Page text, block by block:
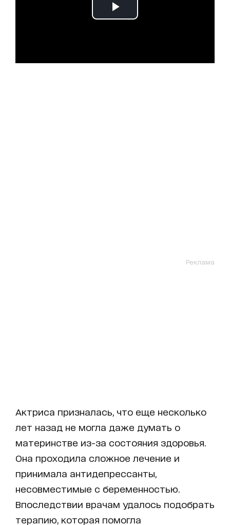
Реклама
Актриса призналась, что еще несколько
лет назад не могла даже думать о
материнстве из-за состояния здоровья.
Она проходила сложное лечение и
принимала антидепрессанты,
несовместимые с беременностью.
Впоследствии врачам удалось подобрать
терапию, которая помогла